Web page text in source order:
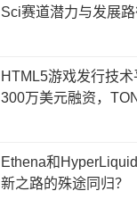
Sci赛道潜力与发展路
HTML5游戏发行技
300万美元融资，
Ethena和
新之路的殊途同归？